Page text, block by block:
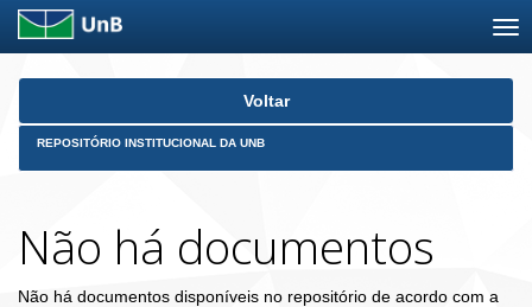
Skip
Voltar
REPOSITÓRIO INSTITUCIONAL DA UNB
Não há documentos
Não há documentos disponíveis no repositório de acordo com a